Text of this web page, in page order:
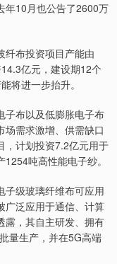
年10月也公告了2600万
布投资项目产能由
亿元，建设期12个
将进一步抬升。
布以及低膨胀电子布
场需求激增、供需缺口
，计划投资7.2亿元用于
吨高性能电子纱。
级玻璃纤维布可应用
广泛应用于通信、计算
露，其自主研发、拥有
量生产，并在5G高端